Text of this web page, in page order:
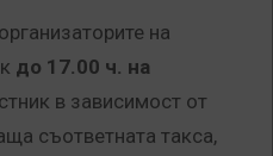
на
до 17.00 ч. на
в зависимост от
съответната такса,